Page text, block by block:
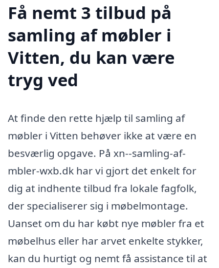
Få nemt 3 tilbud på
samling af møbler i
Vitten, du kan være
tryg ved
At finde den rette hjælp til samling af
møbler i Vitten behøver ikke at være en
besværlig opgave. På xn--samling-af-
mbler-wxb.dk har vi gjort det enkelt for
dig at indhente tilbud fra lokale fagfolk,
der specialiserer sig i møbelmontage.
Uanset om du har købt nye møbler fra et
møbelhus eller har arvet enkelte stykker,
kan du hurtigt og nemt få assistance til at